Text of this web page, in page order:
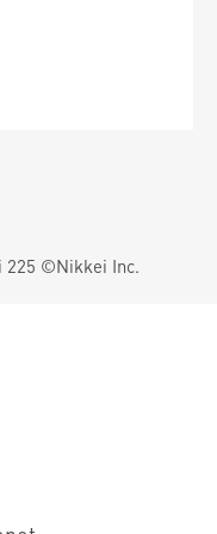
225 ©Nikkei Inc.